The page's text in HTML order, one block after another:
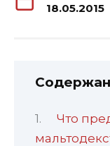
18.05.2015
Что